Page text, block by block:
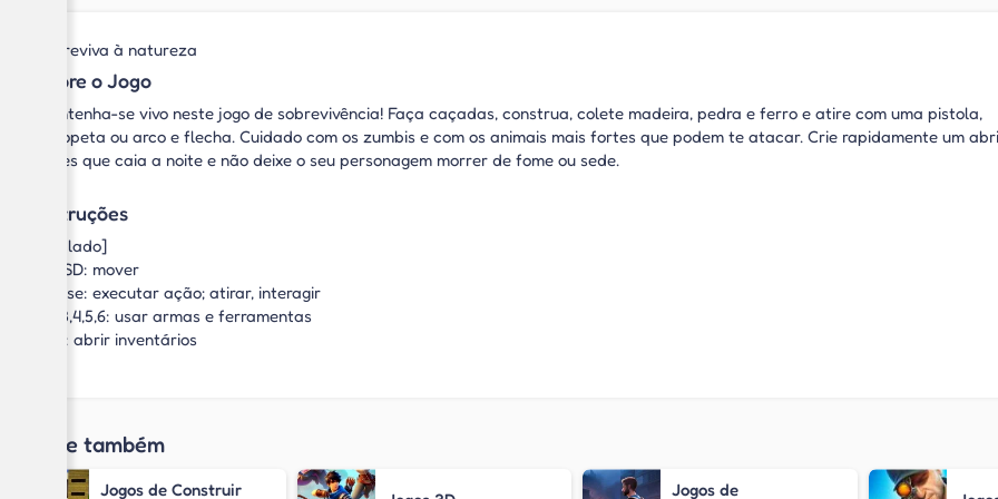
Sobreviva à natureza
Sobre o Jogo
Mantenha-se vivo neste jogo de sobrevivência! Faça caçadas, construa, colete madeira, pedra e ferro e atire com uma pistola,
escopeta ou arco e flecha. Cuidado com os zumbis e com os animais mais fortes que podem te atacar. Crie rapidamente um
antes que caia a noite e não deixe o seu personagem morrer de fome ou sede.
Instruções
[Teclado]
WASD: mover
Mouse: executar ação; atirar, interagir
1,2,3,4,5,6: usar armas e ferramentas
Tab: abrir inventários
Jogue também
Jogos de Construir
Jogos de